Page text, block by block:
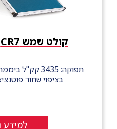
קולט שמש CR7 מבית כרומגן
תפוקה: 3435
בציפוי שחור
למידע